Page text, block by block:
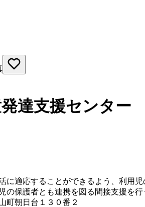
達支援センター
に適応することができるよう、利用
保護者とも連携を図る間接支援を行
町朝日台１３０番２